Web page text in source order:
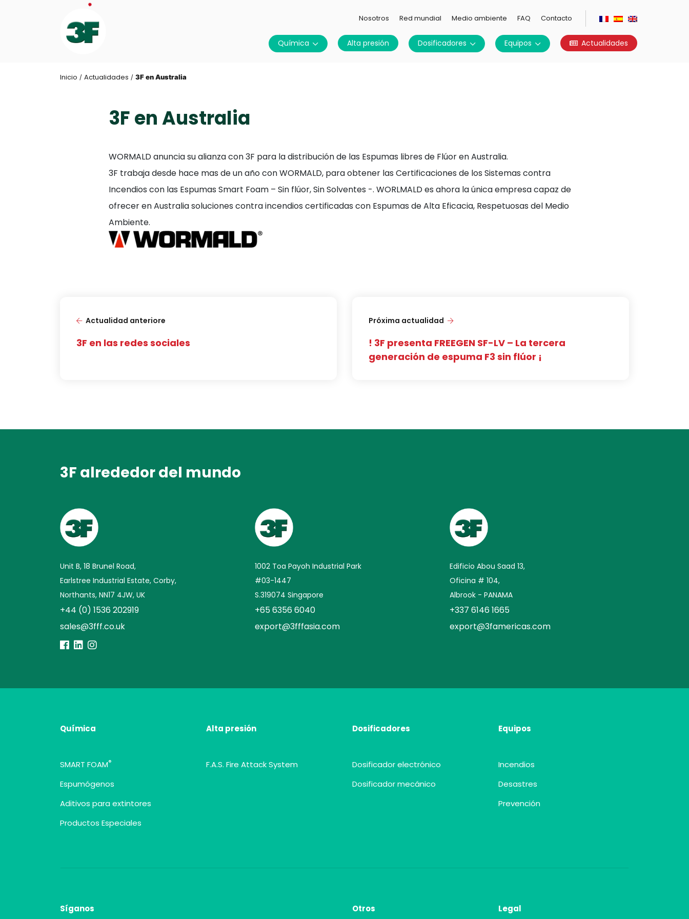
Nosotros Red mundial Medio ambiente FAQ Contacto
Química Alta presión Dosificadores Equipos Actualidades
Inicio / Actualidades / 3F en Australia
3F en Australia
WORMALD anuncia su alianza con 3F para la distribución de las Espumas libres de Flúor en Australia.
3F trabaja desde hace mas de un año con WORMALD, para obtener las Certificaciones de los Sistemas contra
Incendios con las Espumas Smart Foam – Sin flúor, Sin Solventes -. WORLMALD es ahora la única empresa capaz de
ofrecer en Australia soluciones contra incendios certificadas con Espumas de Alta Eficacia, Respetuosas del Medio
Ambiente.
Actualidad anteriore
3F en las redes sociales
Próxima actualidad
! 3F presenta FREEGEN SF-LV – La tercera
generación de espuma F3 sin flúor ¡
3F alrededor del mundo
Unit B, 18 Brunel Road,
Earlstree Industrial Estate, Corby,
Northants, NN17 4JW, UK
+44 (0) 1536 202919
sales@3fff.co.uk
1002 Toa Payoh Industrial Park
#03-1447
S.319074 Singapore
+65 6356 6040
export@3fffasia.com
Edificio Abou Saad 13,
Oficina # 104,
Albrook - PANAMA
+337 6146 1665
export@3famericas.com
Química
SMART FOAM®
Espumógenos
Aditivos para extintores
Productos Especiales
Alta presión
F.A.S. Fire Attack System
Dosificadores
Dosificador electrónico
Dosificador mecánico
Equipos
Incendios
Desastres
Prevención
Síganos Otros Legal